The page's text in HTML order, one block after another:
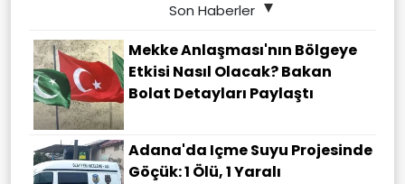
Son Haberler
Mekke Anlaşması'nın Bölgeye
Etkisi Nasıl Olacak? Bakan
Bolat Detayları Paylaştı
Adana'da Içme Suyu Projesinde
Göçük: 1 Ölü, 1 Yaralı